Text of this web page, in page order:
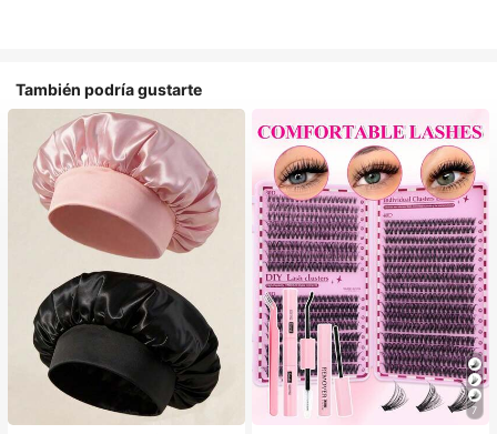
También podría gustarte
#1 Más vendidos
en Multicolor Gorros para el pelo para mujer
Establecido hace 1 año
7